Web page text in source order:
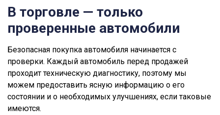
В торговле — только
проверенные автомобили
Безопасная покупка автомобиля начинается с
проверки. Каждый автомобиль перед продажей
проходит техническую диагностику, поэтому мы
можем предоставить ясную информацию о его
состоянии и о необходимых улучшениях, если таковые
имеются.